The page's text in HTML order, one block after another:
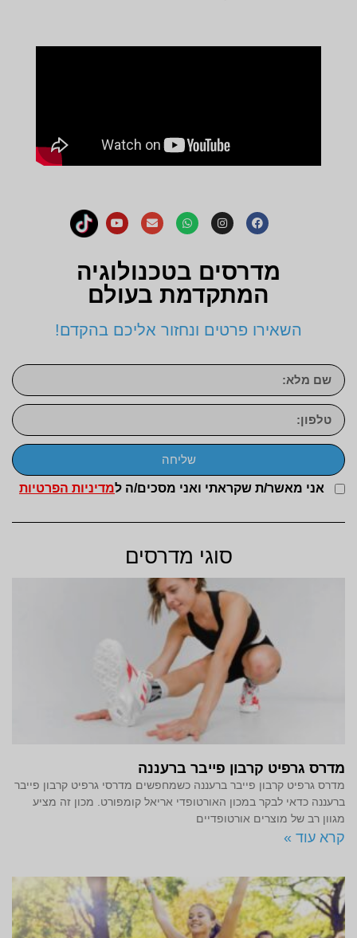
מדרסים בטכנולוגיה
המתקדמת בעולם
השאירו פרטים ונחזור אליכם בהקדם!
אני מאשר/ת שקראתי ואני מסכים/ה למדיניות הפרטיות
שליחה
סוגי מדרסים
מדרס גרפיט קרבון פייבר ברעננה
מדרס גרפיט קרבון פייבר ברעננה כשמחפשים מדרסי גרפיט קרבון פייבר
ברעננה כדאי לבקר במכון האורטופדי אריאל קומפורט. מכון זה מציע
מגוון רב של מוצרים אורטופדיים
קרא עוד »